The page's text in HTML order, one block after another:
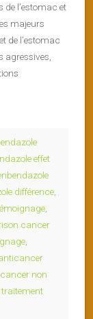
de l’estomac et
majeurs
de l’estomac
effet
différence
cancer
non
traitement